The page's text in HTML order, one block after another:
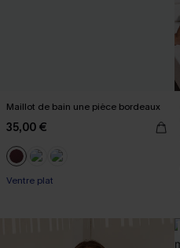
Maillot de bain une pièce bordeaux
35,00 €
Ventre plat